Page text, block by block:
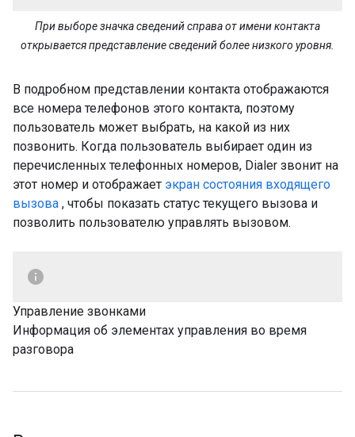
При выборе значка сведений справа от имени контакта
открывается представление сведений более низкого уровня.
В подробном представлении контакта отображаются
все номера телефонов этого контакта, поэтому
пользователь может выбрать, на какой из них
позвонить. Когда пользователь выбирает один из
перечисленных телефонных номеров, Dialer звонит на
этот номер и отображает экран состояния входящего
вызова , чтобы показать статус текущего вызова и
позволить пользователю управлять вызовом.
Управление звонками
Информация об элементах управления во время
разговора